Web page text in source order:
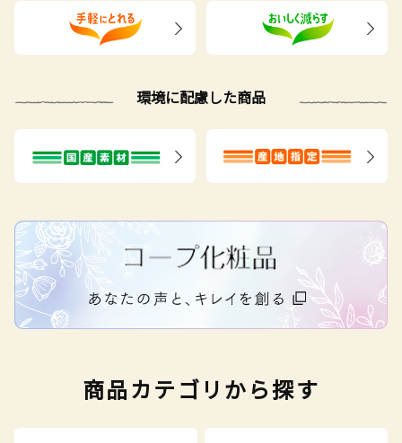
環境に配慮した商品
商品カテゴリから探す